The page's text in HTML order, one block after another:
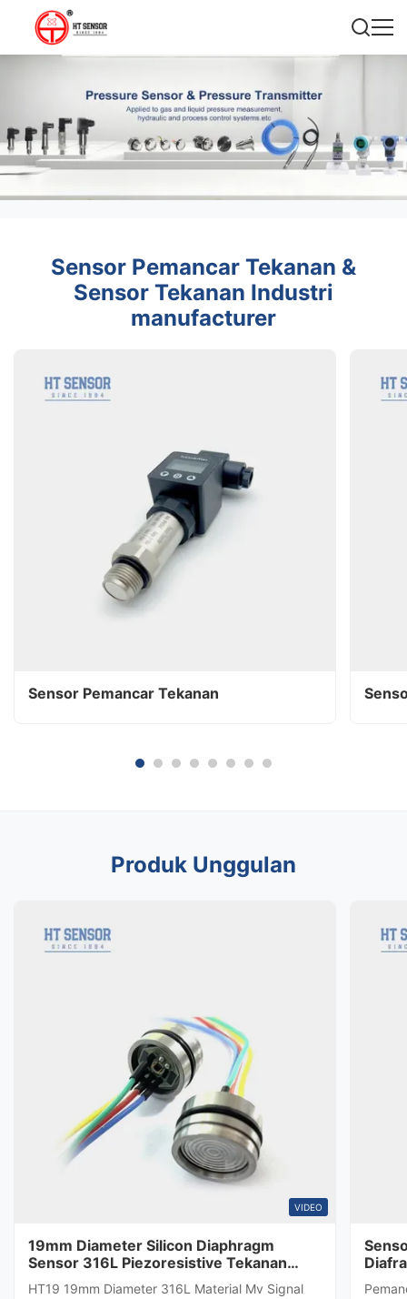
Sensor Pemancar Tekanan &
Sensor Tekanan Industri
manufacturer
Sensor Pemancar Tekanan
Produk Unggulan
VIDEO
19mm Diameter Silicon Diaphragm
Sensor 316L Piezoresistive Tekanan
Sensor
HT19 19mm Diameter 316L Material Mv Signal